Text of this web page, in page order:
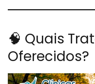
🧠 Quais
Oferecidos?